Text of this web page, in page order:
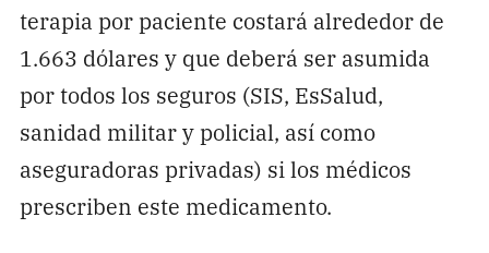
terapia por paciente costará alrededor de
1.663 dólares y que deberá ser asumida
por todos los seguros (SIS, EsSalud,
sanidad militar y policial, así como
aseguradoras privadas) si los médicos
prescriben este medicamento.